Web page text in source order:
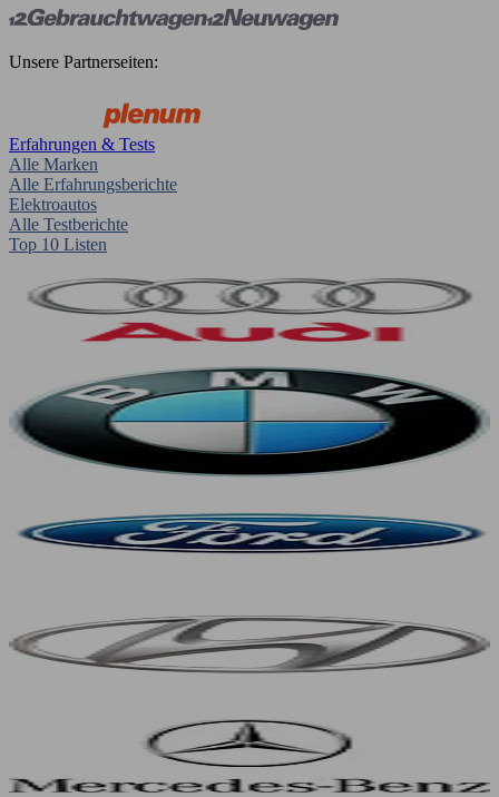
Unsere Partnerseiten:
Erfahrungen & Tests
Alle Marken
Alle Erfahrungsberichte
Elektroautos
Alle Testberichte
Top 10 Listen